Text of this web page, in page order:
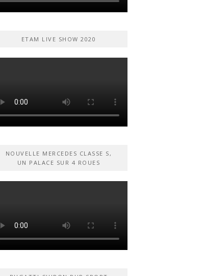
ETAM LIVE SHOW 2020
NOUVELLE MERCEDES CLASSE S,
UN PALACE SUR 4 ROUES